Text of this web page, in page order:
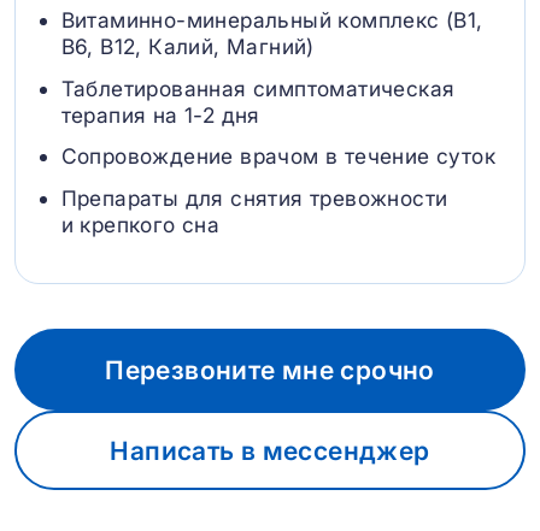
Витаминно-минеральный комплекс (B1,
B6, В12, Калий, Магний)
Таблетированная симптоматическая
терапия на 1-2 дня
Сопровождение врачом в течение суток
Препараты для снятия тревожности
и крепкого сна
Перезвоните мне срочно
Написать в мессенджер